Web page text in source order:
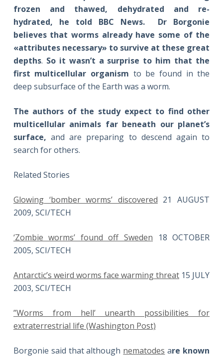
frozen and thawed, dehydrated and re-
hydrated, he told BBC News. Dr Borgonie
believes that worms already have some of the
«attributes necessary» to survive at these great
depths. So it wasn’t a surprise to him that the
first multicellular organism to be found in the
deep subsurface of the Earth was a worm.
The authors of the study expect to find other
multicellular animals far beneath our planet’s
surface, and are preparing to descend again to
search for others.
Related Stories
Glowing ‘bomber worms’ discovered 21 AUGUST
2009, SCI/TECH
‘Zombie worms’ found off Sweden 18 OCTOBER
2005, SCI/TECH
Antarctic’s weird worms face warming threat 15 JULY
2003, SCI/TECH
”Worms from hell’ unearth possibilities for
extraterrestrial life (Washington Post)
Borgonie said that although nematodes are known